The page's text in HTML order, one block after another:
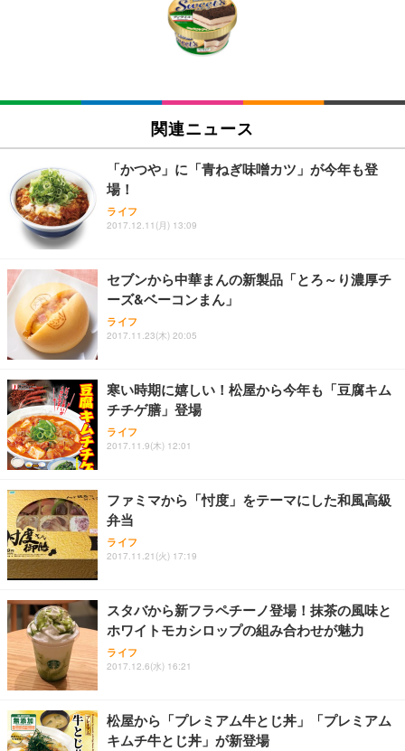
い 跳ね上げ式アームレスト コンパクト 約105度ロッ
キング pc 事務椅子 360度回転 座面昇降 強化ナイロ
ン樹脂ベース 通気性メッシュ 在宅ワーク H-WY01
(黒網+黒枠+黒足)
SIHOO B100 オフィスチェア／デスクチェア メッシ
ュチェア 人間工学 疲れない ブラック
￥27,999
Sezlife オフィスチェア デスクチェア 疲れない テレ
ワーク チェア 強化バックレスト 30度ロッキング機
能 人間工学 椅子 腰サポート 90度跳ね上げ式アーム
ョン PCチェア 通気性メッシュ ゲーミング/勉強/事
務用 おしゃれ パソコンチェア (ブラック)
Sezlife オフィスチェア デスクチェア 疲れない テレ
ワーク チェア 強化バックレスト 30度ロッキング機
能 人間工学 椅子 腰サポート 90度跳ね上げ式アーム
務用 おしゃれ パソコンチェア (ホワイト)
ANDWINT オフィスチェア デスクチェア 肘なし メ
ッシュ 通気性 ランバーサポート付き 腰サポート ガ
ス圧無段階昇降 360度回転 キャスター付き コンパク
EV3240X-WT | 31.5型4K UHD・USB Type-C・ホワ
EIZO ビジネス向けプレミアムモニター | FlexScan
￥109,572
【純正品】27"ゲーミングモニター DualSense 充電
フック付き（CFI-ZDM1J）
【整備済み品】Dell E2724HS 27インチ 液晶モニタ
ー フルHD（1920×1080）VA 非光沢 HDMI/DisplayP
ort/VGA スピーカー内蔵 高さ調整 スイベル VESA対
【MiniLED/24.5inch/280Hz/FHD】GRAPHT THE S
HOOTER Gaming Monitor 24” Essential ゲーミン
グモニター QD 24.5インチ 1ms FHD 量子ドット 残
回使い捨て 無香料 ホワイト 300枚
Amazonベーシック ペットシーツ 厚型 ワイド 42枚
x2袋(84枚) ホワイト(吸収面:ライトブルー)
￥3,234
ネオ・ルーライフ ネオ・オムツ L 中型犬用 26枚入
り 単品
Smart Basic(スマートベーシック) 【Amazon.co.jp
限定】 Smart Basic アイリスオーヤマ ペットシーツ
超厚型 お徳用 ワイド 100枚入 (x 1) (ケース販売)
アイリスオーヤマ ペットシーツ 超厚型 お徳用 レギ
ュラー 200枚入【Amazon.co.jp限定】
関連ニュース
「かつや」に「青ねぎ味噌カツ」が今年も登
場！
ライフ
2017.12.11(月) 13:09
セブンから中華まんの新製品「とろ～り濃厚チ
ーズ&ベーコンまん」
ライフ
2017.11.23(木) 20:05
寒い時期に嬉しい！松屋から今年も「豆腐キム
チチゲ膳」登場
ライフ
2017.11.9(木) 12:01
ファミマから「忖度」をテーマにした和風高級
弁当
ライフ
2017.11.21(火) 17:19
スタバから新フラペチーノ登場！抹茶の風味と
ホワイトモカシロップの組み合わせが魅力
ライフ
2017.12.6(水) 16:21
松屋から「プレミアム牛とじ丼」「プレミアム
キムチ牛とじ丼」が新登場